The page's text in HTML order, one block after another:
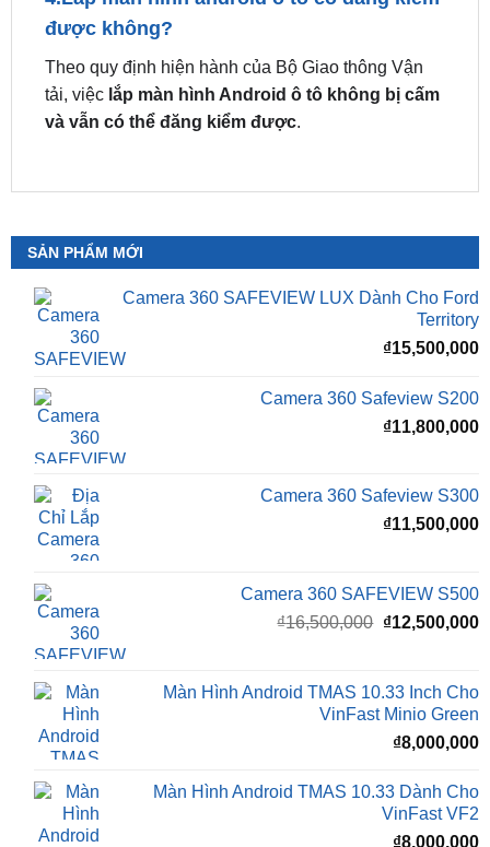
Theo quy định hiện hành của Bộ Giao thông Vận
tải, việclắp màn hình Android ô tô không bị cấm
và vẫn có thể đăng kiểm được.
SẢN PHẨM MỚI
Camera 360 SAFEVIEW LUX Dành Cho Ford
₫15,500,000
Camera 360 Safeview S200
Camera 360 Safeview S300
Camera 360 SAFEVIEW S500
gốc
₫16,500,000.
Màn Hình Android TMAS 10.33 Inch Cho
₫8,000,000
Màn Hình Android TMAS 10.33 Dành Cho
VinFast VF2
₫8,000,000
Màn hình Cluster Android TMAS T600 Dành